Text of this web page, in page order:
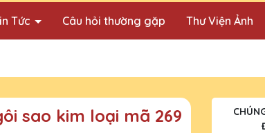
Tức Câu hỏi thường gặp Thư Viện Ảnh
sao kim loại mã 269